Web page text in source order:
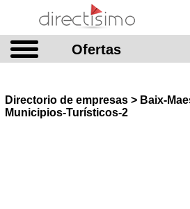
Ofertas
Directorio de empresas > Baix-
Municipios-Turísticos-2